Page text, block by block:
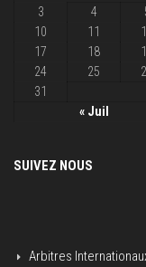
« Juil
3
4
10
11
17
18
24
25
31
SUIVEZ NOUS
Arbitres